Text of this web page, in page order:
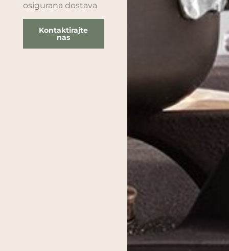
osigurana dostava
Kontaktirajte
nas